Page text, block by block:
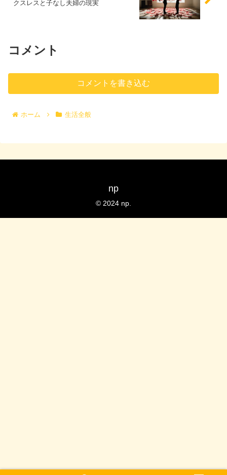
クスレスと子なし夫婦の現実
コメント
コメントを書き込む
ホーム 生活全般
np
© 2024 np.